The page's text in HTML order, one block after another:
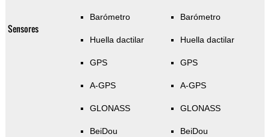
Sensores
Barómetro
Huella dactilar
GPS
A-GPS
GLONASS
BeiDou
Barómetro
Huella dactilar
GPS
A-GPS
GLONASS
BeiDou